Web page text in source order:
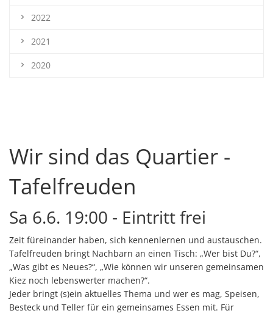
2022
2021
2020
Wir sind das Quartier -
Tafelfreuden
Sa 6.6. 19:00 - Eintritt frei
Zeit füreinander haben, sich kennenlernen und austauschen.
Tafelfreuden bringt Nachbarn an einen Tisch: „Wer bist Du?“,
„Was gibt es Neues?“, „Wie können wir unseren gemeinsamen
Kiez noch lebenswerter machen?“.
Jeder bringt (s)ein aktuelles Thema und wer es mag, Speisen,
Besteck und Teller für ein gemeinsames Essen mit. Für